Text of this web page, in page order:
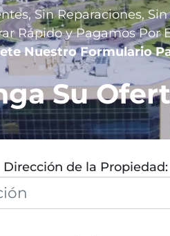
Sin Reparaciones,
Rápido y Pagamos Por
Nuestro Formulario
Su
Dirección de la Propiedad: